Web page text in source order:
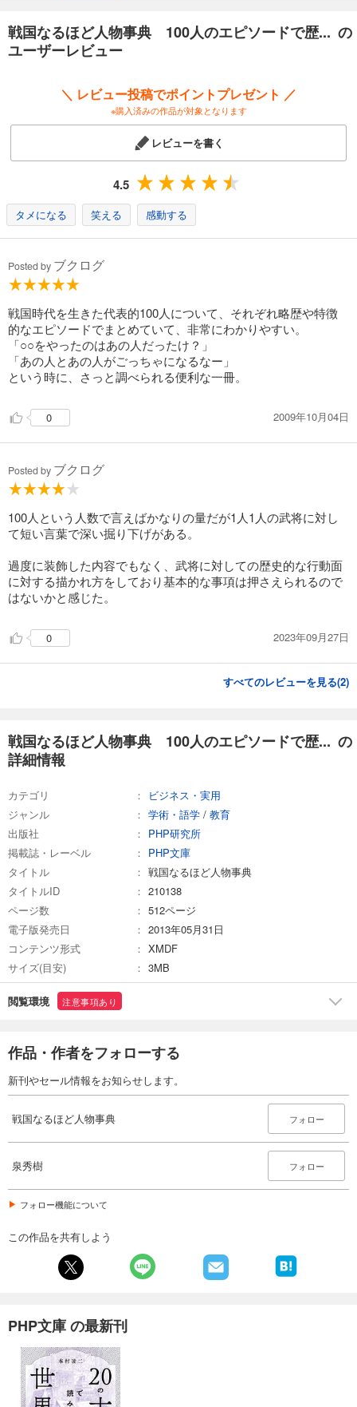
戦国なるほど人物事典 100人のエピソードで歴... の
ユーザーレビュー
＼ レビュー投稿でポイントプレゼント ／
※購入済みの作品が対象となります
レビューを書く
4.5
タメになる 笑える 感動する
Posted by ブクログ
戦国時代を生きた代表的100人について、それぞれ略歴や特徴
的なエピソードでまとめていて、非常にわかりやすい。
「○○をやったのはあの人だったけ？」
「あの人とあの人がごっちゃになるなー」
という時に、さっと調べられる便利な一冊。
0 2009年10月04日
Posted by ブクログ
100人という人数で言えばかなりの量だが1人1人の武将に対し
て短い言葉で深い掘り下げがある。
過度に装飾した内容でもなく、武将に対しての歴史的な行動面
に対する描かれ方をしており基本的な事項は押さえられるので
はないかと感じた。
0 2023年09月27日
すべてのレビューを見る(2)
戦国なるほど人物事典 100人のエピソードで歴... の
詳細情報
カテゴリ
ビジネス・実用
ジャンル
学術・語学 / 教育
出版社
PHP研究所
掲載誌・レーベル
PHP文庫
タイトル
戦国なるほど人物事典
タイトルID
210138
ページ数
512ページ
電子版発売日
2013年05月31日
コンテンツ形式
XMDF
サイズ(目安)
3MB
閲覧環境 注意事項あり
作品・作者をフォローする
新刊やセール情報をお知らせします。
戦国なるほど人物事典 フォロー
泉秀樹 フォロー
フォロー機能について
この作品を共有しよう
PHP文庫 の最新刊